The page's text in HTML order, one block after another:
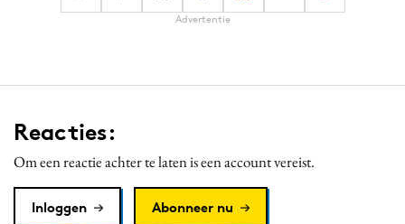
Advertentie
Reacties:
Om een reactie achter te laten is een account vereist.
Inloggen Abonneer nu